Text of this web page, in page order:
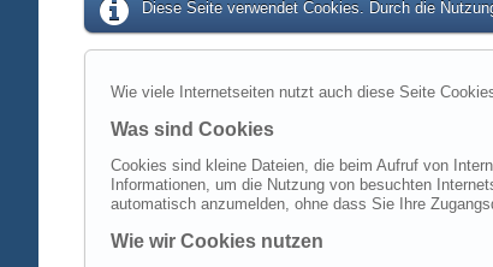
Diese Seite verwendet Cookies. Durch die
Wie viele Internetseiten nutzt auch diese Seite
Was sind Cookies
Cookies sind kleine Dateien, die beim Aufruf von
Informationen, um die Nutzung von besuchten
automatisch anzumelden, ohne dass Sie Ihre
Wie wir Cookies nutzen